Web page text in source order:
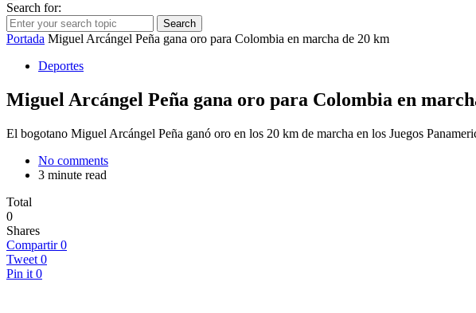
Search for:
Search
Portada Miguel Arcángel Peña gana oro para Colombia en marcha de 20 km
Deportes
Miguel Arcángel Peña gana oro para Colombia en
El bogotano Miguel Arcángel Peña ganó oro en los 20 km de marcha en los Juegos
No comments
3 minute read
Total
0
Shares
Compartir 0
Tweet 0
Pin it 0